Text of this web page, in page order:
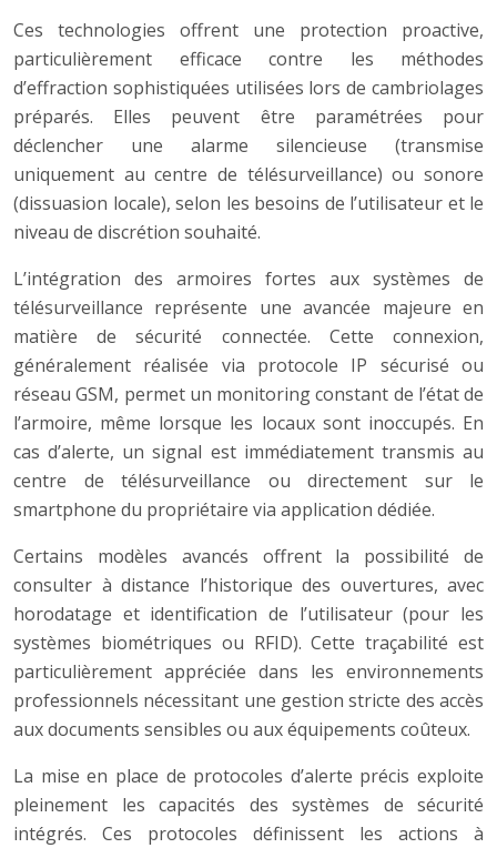
Ces technologies offrent une protection proactive,
particulièrement efficace contre les méthodes
d’effraction sophistiquées utilisées lors de cambriolages
préparés. Elles peuvent être paramétrées pour
déclencher une alarme silencieuse (transmise
uniquement au centre de télésurveillance) ou sonore
(dissuasion locale), selon les besoins de l’utilisateur et le
niveau de discrétion souhaité.
L’intégration des armoires fortes aux systèmes de
télésurveillance représente une avancée majeure en
matière de sécurité connectée. Cette connexion,
généralement réalisée via protocole IP sécurisé ou
réseau GSM, permet un monitoring constant de l’état de
l’armoire, même lorsque les locaux sont inoccupés. En
cas d’alerte, un signal est immédiatement transmis au
centre de télésurveillance ou directement sur le
smartphone du propriétaire via application dédiée.
Certains modèles avancés offrent la possibilité de
consulter à distance l’historique des ouvertures, avec
horodatage et identification de l’utilisateur (pour les
systèmes biométriques ou RFID). Cette traçabilité est
particulièrement appréciée dans les environnements
professionnels nécessitant une gestion stricte des accès
aux documents sensibles ou aux équipements coûteux.
La mise en place de protocoles d’alerte précis exploite
pleinement les capacités des systèmes de sécurité
intégrés. Ces protocoles définissent les actions à